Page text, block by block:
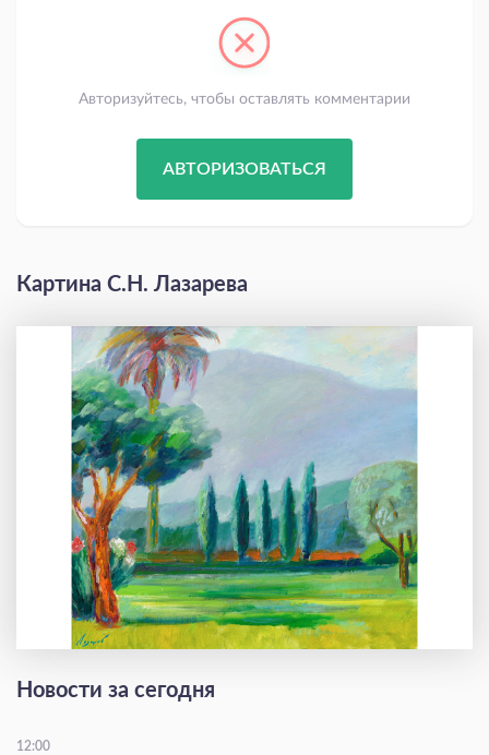
Авторизуйтесь, чтобы оставлять комментарии
АВТОРИЗОВАТЬСЯ
Картина С.Н. Лазарева
Новости за сегодня
12:00